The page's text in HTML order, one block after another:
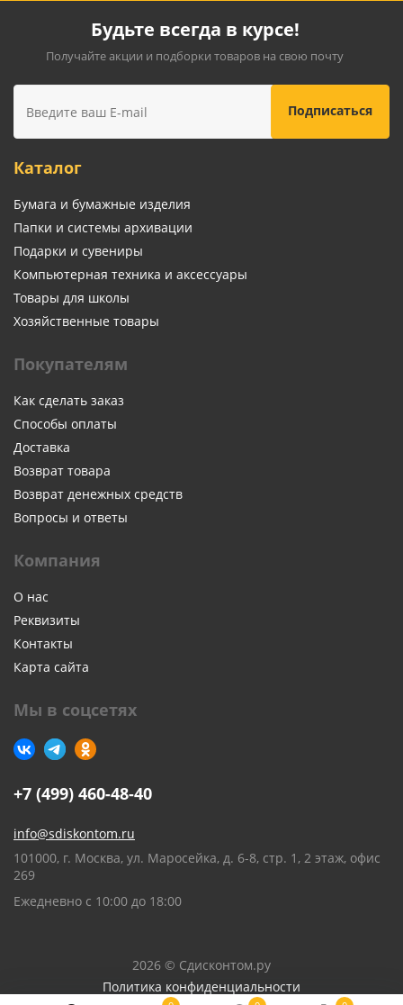
Будьте всегда в курсе!
Получайте акции и подборки товаров на свою почту
Каталог
Бумага и бумажные изделия
Папки и системы архивации
Подарки и сувениры
Компьютерная техника и аксессуары
Товары для школы
Хозяйственные товары
Покупателям
Как сделать заказ
Способы оплаты
Доставка
Возврат товара
Возврат денежных средств
Вопросы и ответы
Компания
О нас
Реквизиты
Контакты
Карта сайта
Мы в соцсетях
+7 (499) 460-48-40
info@sdiskontom.ru
101000, г. Москва, ул. Маросейка, д. 6-8, стр. 1, 2 этаж, офис
269
Ежедневно с 10:00 до 18:00
2026 © Сдисконтом.ру
Политика конфиденциальности